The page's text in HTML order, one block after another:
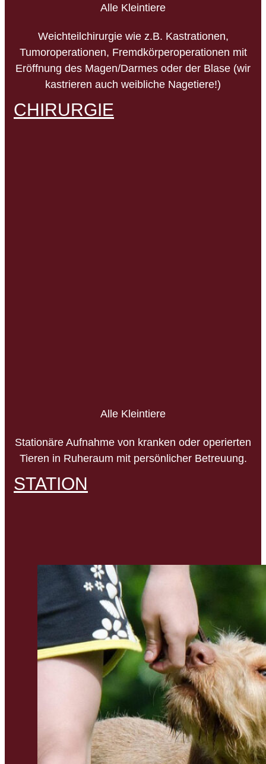
Alle Kleintiere
Weichteilchirurgie wie z.B. Kastrationen,
Tumoroperationen, Fremdkörperoperationen mit
Eröffnung des Magen/Darmes oder der Blase (wir
kastrieren auch weibliche Nagetiere!)
CHIRURGIE
Alle Kleintiere
Stationäre Aufnahme von kranken oder operierten
Tieren in Ruheraum mit persönlicher Betreuung.
STATION